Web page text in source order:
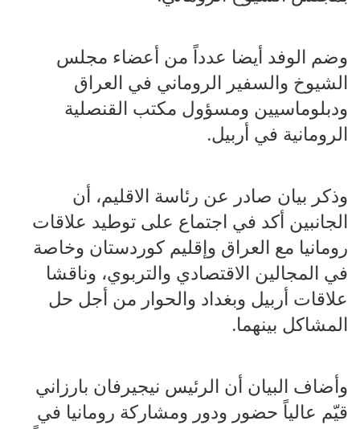
وضم الوفد أيضا عدداً من أعضاء مجلس
الشيوخ والسفير الروماني في العراق
ودبلوماسيين ومسؤول مكتب القنصلية
الرومانية في أربيل.
وذكر بيان صادر عن رئاسة الاقليم، أن
الجانبين أكد في اجتماع على توطيد علاقات
رومانيا مع العراق وإقليم كوردستان وخاصة
في المجالين الاقتصادي والتربوي، وناقشا
علاقات أربيل وبغداد والحوار من أجل حل
المشاكل بينهما.
وأضاف البيان أن الرئيس نيجيرفان بارزاني
قيّم عالياً حضور ودور ومشاركة رومانيا في